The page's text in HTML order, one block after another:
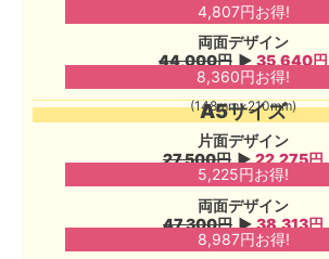
4,807円お得!
両面デザイン
44,000円 ▶︎ 35,640円
8,360円お得!
A5サイズ
(148mm×210mm)
片面デザイン
27,500円 ▶︎22,275円
5,225円お得!
両面デザイン
47,300円 ▶︎38,313円
8,987円お得!